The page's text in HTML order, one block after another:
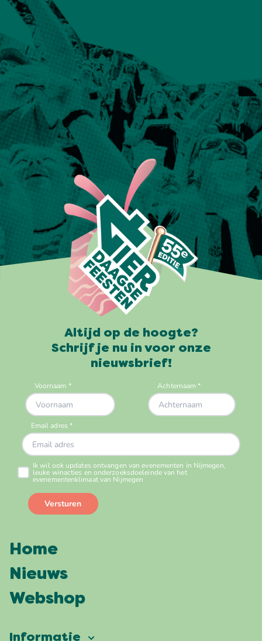
Altijd op de hoogte?
Schrijf je nu in voor onze
nieuwsbrief!
Home
Nieuws
Webshop
Informatie